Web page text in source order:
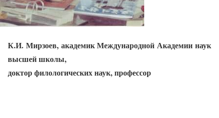
К.И. Мирзоев, академик Международной Академии наук
высшей школы,
доктор филологических наук, профессор